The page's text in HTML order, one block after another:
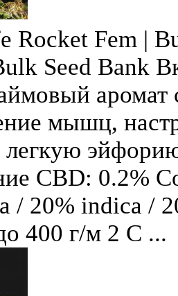
Rocket Fem |
Seed Bank
аромат
мышц,
легкую
CBD: 0.2%
/ 20% indica /
400 г/м 2 С ...